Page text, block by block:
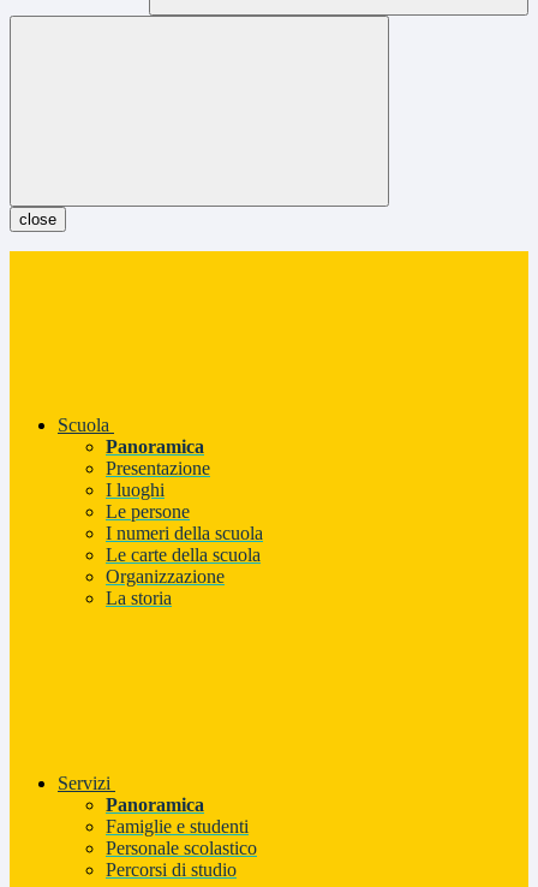
close
Scuola
Panoramica
Presentazione
I luoghi
Le persone
I numeri della scuola
Le carte della scuola
Organizzazione
La storia
Servizi
Panoramica
Famiglie e studenti
Personale scolastico
Percorsi di studio